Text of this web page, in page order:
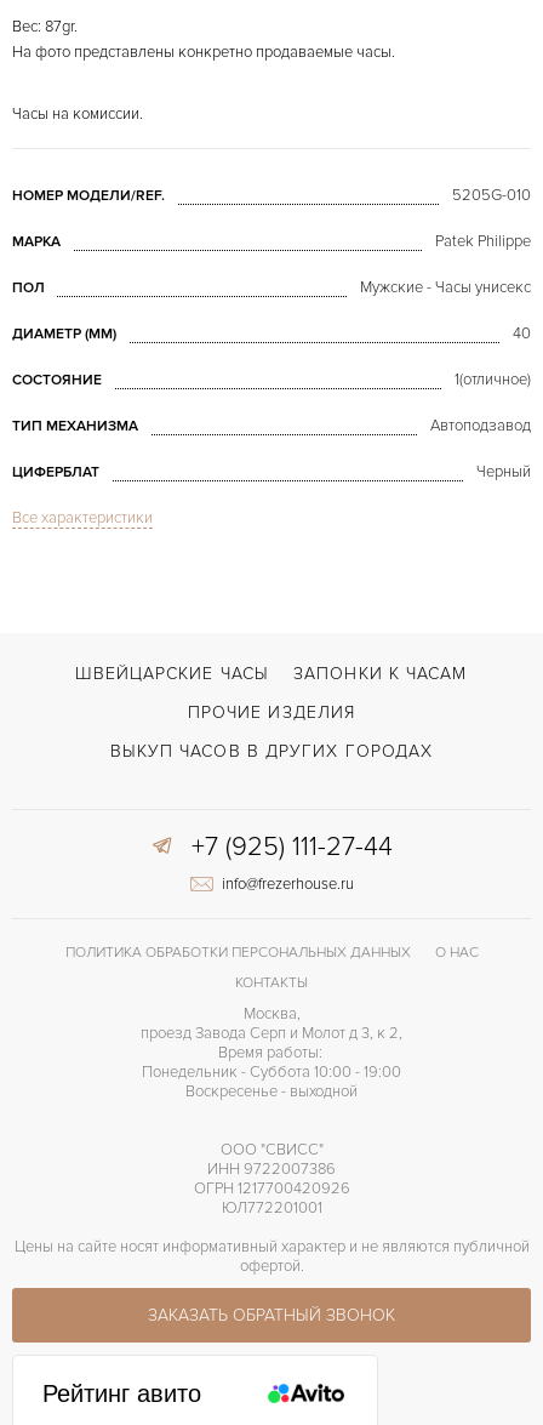
Вес: 87gr.
На фото представлены конкретно продаваемые часы.
Часы на комиссии.
НОМЕР МОДЕЛИ/REF. 5205G-010
МАРКА Patek Philippe
ПОЛ Мужские - Часы унисекс
ДИАМЕТР (MM) 40
СОСТОЯНИЕ 1(отличное)
ТИП МЕХАНИЗМА Автоподзавод
ЦИФЕРБЛАТ Черный
СТЕКЛО
ВОЗМОЖНОСТИ ДОСТАВКИ С документами, С футляром
Застежка с помощью шипа
Все характеристики
ШВЕЙЦАРСКИЕ ЧАСЫ
ЗАПОНКИ К ЧАСАМ
ПРОЧИЕ ИЗДЕЛИЯ
ВЫКУП ЧАСОВ В ДРУГИХ ГОРОДАХ
+7 (925) 111-27-44
info@frezerhouse.ru
ПОЛИТИКА ОБРАБОТКИ ПЕРСОНАЛЬНЫХ ДАННЫХ
О НАС
КОНТАКТЫ
Москва,
проезд Завода Серп и Молот д 3, к 2,
Время работы:
Понедельник - Суббота 10:00 - 19:00
Воскресенье - выходной
ООО "СВИСС"
ИНН 9722007386
ОГРН 1217700420926
ЮЛ772201001
Цены на сайте носят информативный характер и не являются публичной
офертой.
ЗАКАЗАТЬ ОБРАТНЫЙ ЗВОНОК
Рейтинг авито